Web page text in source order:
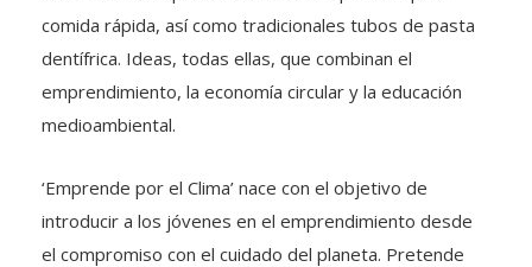
comida rápida, así como tradicionales tubos de pasta
dentífrica. Ideas, todas ellas, que combinan el
emprendimiento, la economía circular y la educación
medioambiental.
‘Emprende por el Clima’ nace con el objetivo de
introducir a los jóvenes en el emprendimiento desde
el compromiso con el cuidado del planeta. Pretende